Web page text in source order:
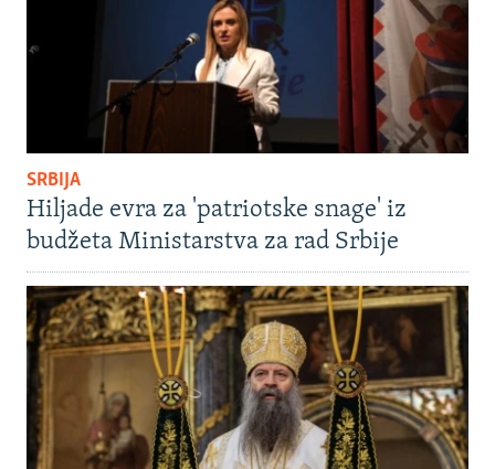
SRBIJA
Hiljade evra za 'patriotske snage' iz
budžeta Ministarstva za rad Srbije